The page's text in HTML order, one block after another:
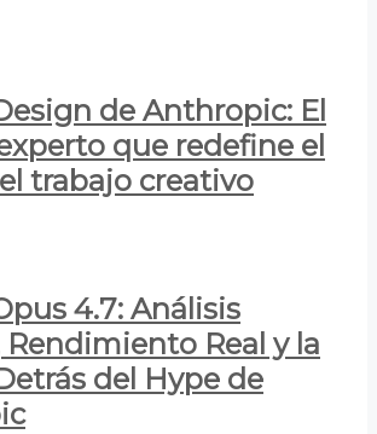
de Anthropic: El
que redefine el
trabajo creativo
4.7: Análisis
Rendimiento Real y la
del Hype de